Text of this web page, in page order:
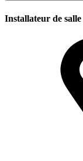
Installateur de salle